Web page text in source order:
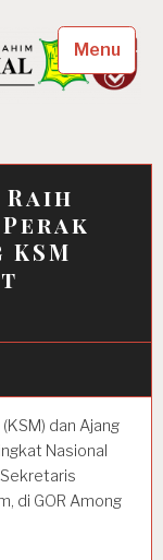
Menu
Raih
dan Ajang
Nasional
di GOR Among